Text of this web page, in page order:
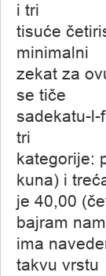
i tri
tisuće
minimalni
zekat za
se tiče
sadekatu-l-
tri
kategorije:
kuna) i
je 40,00
bajram
ima
takvu vrstu